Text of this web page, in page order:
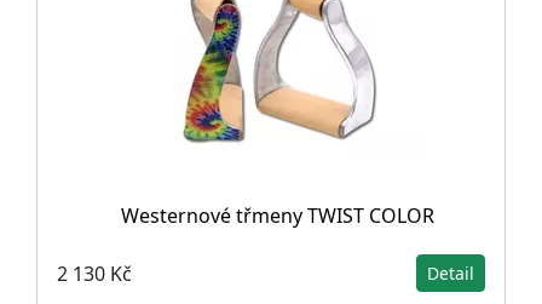
Westernové třmeny TWIST COLOR
2 130 Kč Detail